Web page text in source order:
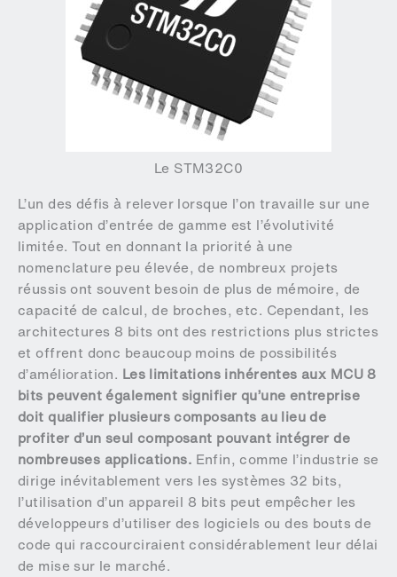
Le STM32C0
L’un des défis à relever lorsque l’on travaille sur une
application d’entrée de gamme est l’évolutivité
limitée. Tout en donnant la priorité à une
nomenclature peu élevée, de nombreux projets
réussis ont souvent besoin de plus de mémoire, de
capacité de calcul, de broches, etc. Cependant, les
architectures 8 bits ont des restrictions plus strictes
et offrent donc beaucoup moins de possibilités
d’amélioration. Les limitations inhérentes aux MCU 8
bits peuvent également signifier qu’une entreprise
doit qualifier plusieurs composants au lieu de
profiter d’un seul composant pouvant intégrer de
nombreuses applications. Enfin, comme l’industrie se
dirige inévitablement vers les systèmes 32 bits,
l’utilisation d’un appareil 8 bits peut empêcher les
développeurs d’utiliser des logiciels ou des bouts de
code qui raccourciraient considérablement leur délai
de mise sur le marché.